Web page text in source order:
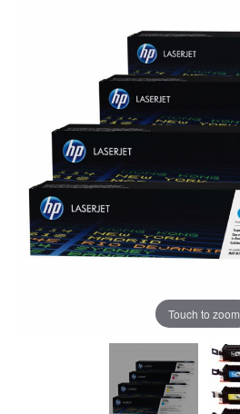
Touch to zoom